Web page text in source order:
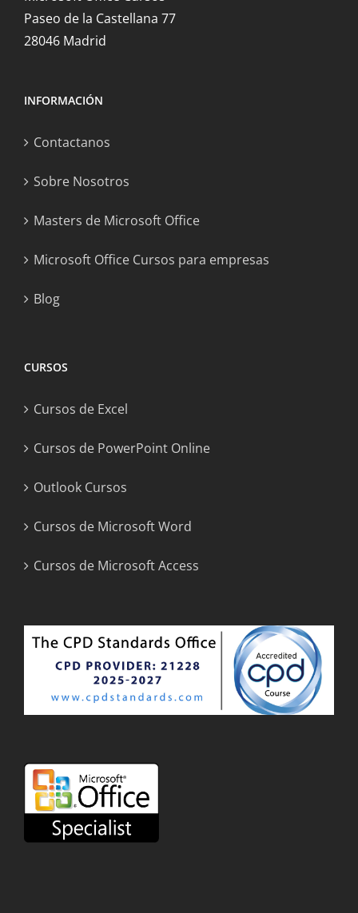
Paseo de la Castellana 77
28046 Madrid
INFORMACIÓN
Contactanos
Sobre Nosotros
Masters de Microsoft Office
Microsoft Office Cursos para empresas
Blog
CURSOS
Cursos de Excel
Cursos de PowerPoint Online
Outlook Cursos
Cursos de Microsoft Word
Cursos de Microsoft Access